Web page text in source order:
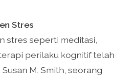
Stres
stres seperti meditasi,
perilaku kognitif telah
M. Smith, seorang